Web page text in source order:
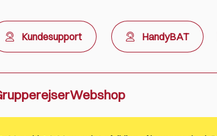
Kundesupport HandyBAT
Webshop